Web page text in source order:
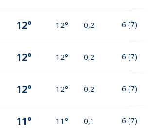
12° 12° 0,2 6 (7)
12° 12° 0,2 6 (7)
12° 12° 0,2 6 (7)
11° 11° 0,1 6 (7)